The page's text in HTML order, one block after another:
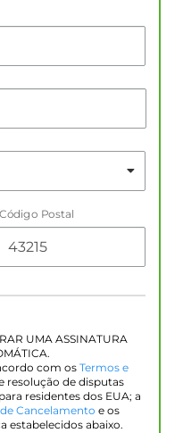
Código Postal
UMA ASSINATURA
com os Termos e
resolução de disputas
residentes dos EUA; a
Cancelamento e os
estabelecidos abaixo.